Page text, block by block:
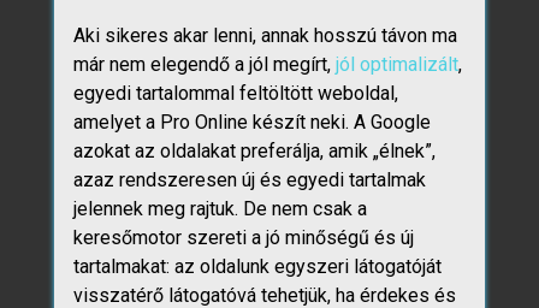
Aki sikeres akar lenni, annak hosszú távon ma
már nem elegendő a jól megírt, jól optimalizált,
egyedi tartalommal feltöltött weboldal,
amelyet a Pro Online készít neki. A Google
azokat az oldalakat preferálja, amik „élnek”,
azaz rendszeresen új és egyedi tartalmak
jelennek meg rajtuk. De nem csak a
keresőmotor szereti a jó minőségű és új
tartalmakat: az oldalunk egyszeri látogatóját
visszatérő látogatóvá tehetjük, ha érdekes és